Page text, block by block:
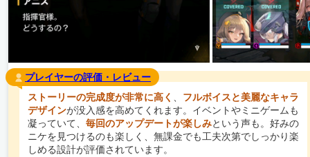
プレイヤーの評価・レビュー
ストーリーの完成度が非常に高く 、 フルボイスと美麗なキャラ
デザインが没入感を高めてくれます。イベントやミニゲームも
凝っていて、 毎回のアップデートが楽しみという声も。好みの
ニケを見つけるのも楽しく、無課金でも工夫次第でしっかり楽
しめる設計が評価されています。